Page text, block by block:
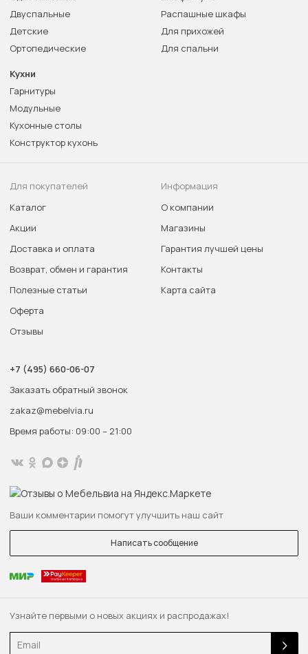
Узнайте первыми о новых акциях и распродажах!
Email
Двуспальные
Детские
Ортопедические
Распашные шкафы
Для прихожей
Для спальни
Кухни
Гарнитуры
Модульные
Кухонные столы
Конструктор кухонь
Для покупателей
Каталог
Акции
Доставка и оплата
Возврат, обмен и гарантия
Полезные статьи
Оферта
Отзывы
Информация
О компании
Магазины
Гарантия лучшей цены
Контакты
Карта сайта
+7 (495) 660-06-07
Заказать обратный звонок
zakaz@mebelvia.ru
Время работы: 09:00 – 21:00
Ваши комментарии помогут улучшить наш сайт
Написать сообщение